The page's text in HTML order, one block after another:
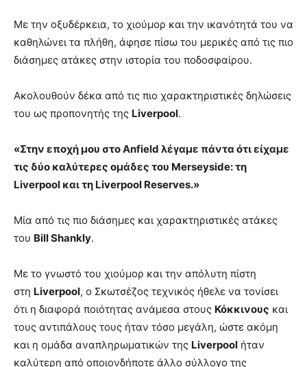
Με την οξυδέρκεια, το χιούμορ και την ικανότητά του να
καθηλώνει τα πλήθη, άφησε πίσω του μερικές από τις πιο
διάσημες ατάκες στην ιστορία του ποδοσφαίρου.
Ακολουθούν δέκα από τις πιο χαρακτηριστικές δηλώσεις
του ως προπονητής της Liverpool.
«Στην εποχή μου στο Anfield λέγαμε πάντα ότι είχαμε
τις δύο καλύτερες ομάδες του Merseyside: τη
Liverpool και τη Liverpool Reserves.»
Μία από τις πιο διάσημες και χαρακτηριστικές ατάκες
του Bill Shankly.
Με το γνωστό του χιούμορ και την απόλυτη πίστη
στη Liverpool, ο Σκωτσέζος τεχνικός ήθελε να τονίσει
ότι η διαφορά ποιότητας ανάμεσα στους Κόκκινους και
τους αντιπάλους τους ήταν τόσο μεγάλη, ώστε ακόμη
και η ομάδα αναπληρωματικών της Liverpool ήταν
καλύτερη από οποιονδήποτε άλλο σύλλογο της